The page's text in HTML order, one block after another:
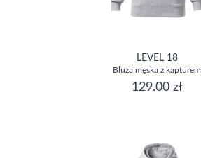
LEVEL 18
Bluza męska z kapturem
129.00 zł